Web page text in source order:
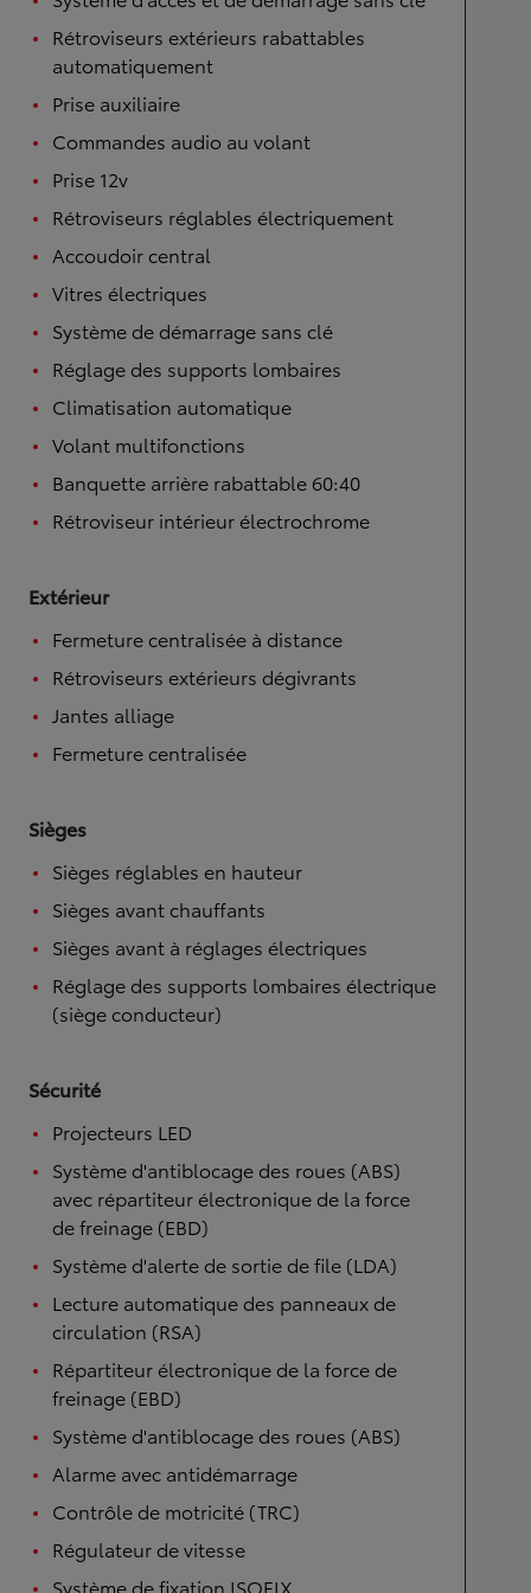
Rétroviseurs extérieurs rabattables
automatiquement
Prise auxiliaire
Commandes audio au volant
Prise 12v
Rétroviseurs réglables électriquement
Accoudoir central
Vitres électriques
Système de démarrage sans clé
Réglage des supports lombaires
Climatisation automatique
Volant multifonctions
Banquette arrière rabattable 60:40
Rétroviseur intérieur électrochrome
Extérieur
Fermeture centralisée à distance
Rétroviseurs extérieurs dégivrants
Jantes alliage
Fermeture centralisée
Sièges
Sièges réglables en hauteur
Sièges avant chauffants
Sièges avant à réglages électriques
Réglage des supports lombaires électrique
(siège conducteur)
Sécurité
Projecteurs LED
Système d'antiblocage des roues (ABS)
avec répartiteur électronique de la force
de freinage (EBD)
Système d'alerte de sortie de file (LDA)
Lecture automatique des panneaux de
circulation (RSA)
Répartiteur électronique de la force de
freinage (EBD)
Système d'antiblocage des roues (ABS)
Alarme avec antidémarrage
Contrôle de motricité (TRC)
Régulateur de vitesse
Système de fixation ISOFIX